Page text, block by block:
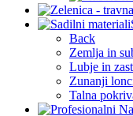
Back
Zemlja in
Lubje in
Zunanji
Talna